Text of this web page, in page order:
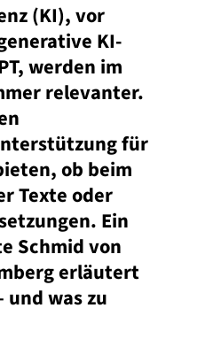
(KI), vor
KI-
werden im
relevanter.
für
ob beim
Texte oder
Ein
Schmid von
erläutert
und was zu